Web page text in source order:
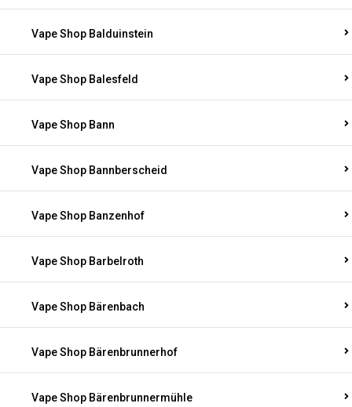
Vape Shop Balduinstein
Vape Shop Balesfeld
Vape Shop Bann
Vape Shop Bannberscheid
Vape Shop Banzenhof
Vape Shop Barbelroth
Vape Shop Bärenbach
Vape Shop Bärenbrunnerhof
Vape Shop Bärenbrunnermühle